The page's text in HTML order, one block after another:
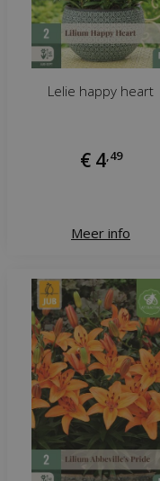
Lelie happy heart
€ 4 49
Meer info